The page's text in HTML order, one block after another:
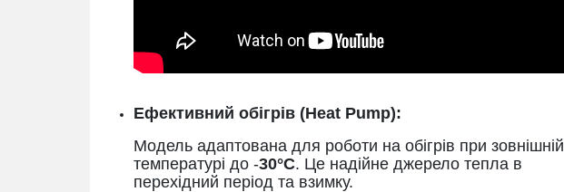
Ефективний обігрів (Heat Pump):
Модель адаптована для роботи на обігрів при зовнішній
температурі до -30°C. Це надійне джерело тепла в
перехідний період та взимку.